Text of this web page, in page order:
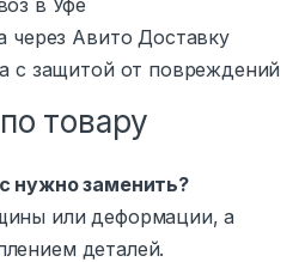
через Авито Доставку
с защитой от повреждений
товару
нужно заменить?
или деформации, а
деталей.